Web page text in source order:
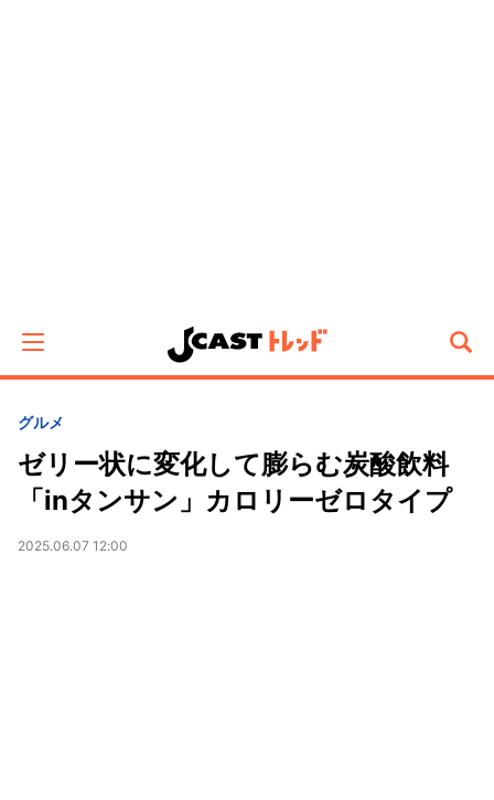
グルメ
ゼリー状に変化して膨らむ炭酸飲料
「inタンサン」カロリーゼロタイプ
2025.06.07 12:00